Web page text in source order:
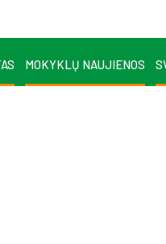
MOKYKLŲ NAUJIENOS